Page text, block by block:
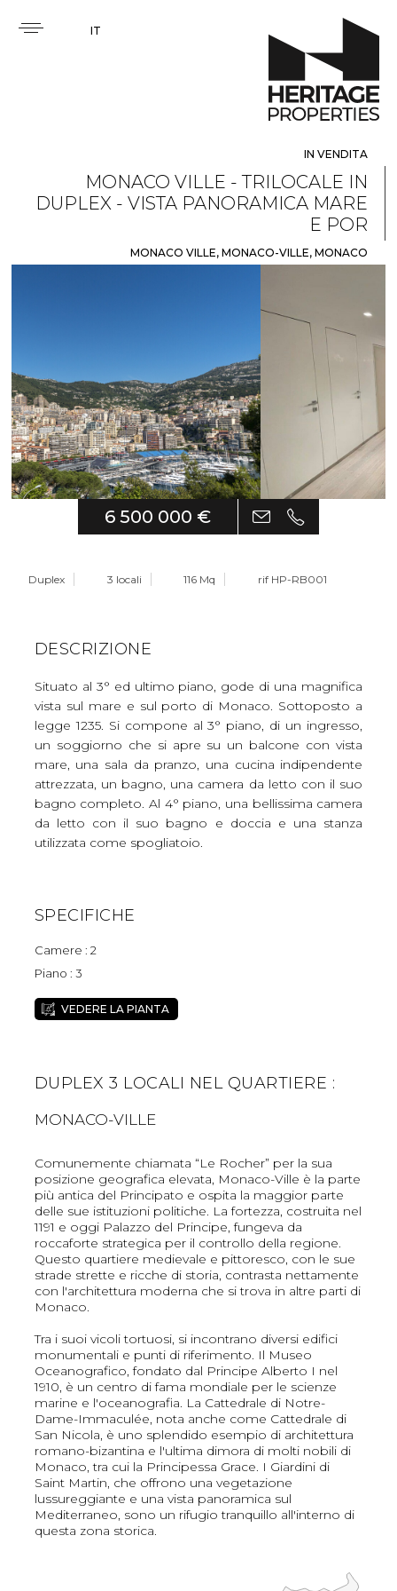
IT
IN VENDITA
MONACO VILLE - TRILOCALE IN
DUPLEX - VISTA PANORAMICA MARE
E POR
MONACO VILLE, MONACO-VILLE, MONACO
6 500 000 €
Duplex 3 locali 116 Mq rif HP-RB001
DESCRIZIONE
Situato al 3° ed ultimo piano, gode di una magnifica
vista sul mare e sul porto di Monaco. Sottoposto a
legge 1235. Si compone al 3° piano, di un ingresso,
un soggiorno che si apre su un balcone con vista
mare, una sala da pranzo, una cucina indipendente
attrezzata, un bagno, una camera da letto con il suo
bagno completo. Al 4° piano, una bellissima camera
da letto con il suo bagno e doccia e una stanza
utilizzata come spogliatoio.
SPECIFICHE
Camere : 2
Piano : 3
VEDERE LA PIANTA
DUPLEX 3 LOCALI NEL QUARTIERE :
MONACO-VILLE
Comunemente chiamata “Le Rocher” per la sua
posizione geografica elevata, Monaco-Ville è la parte
più antica del Principato e ospita la maggior parte
delle sue istituzioni politiche. La fortezza, costruita nel
1191 e oggi Palazzo del Principe, fungeva da
roccaforte strategica per il controllo della regione.
Questo quartiere medievale e pittoresco, con le sue
strade strette e ricche di storia, contrasta nettamente
con l'architettura moderna che si trova in altre parti di
Monaco.
Tra i suoi vicoli tortuosi, si incontrano diversi edifici
monumentali e punti di riferimento. Il Museo
Oceanografico, fondato dal Principe Alberto I nel
1910, è un centro di fama mondiale per le scienze
marine e l'oceanografia. La Cattedrale di Notre-
Dame-Immaculée, nota anche come Cattedrale di
San Nicola, è uno splendido esempio di architettura
romano-bizantina e l'ultima dimora di molti nobili di
Monaco, tra cui la Principessa Grace. I Giardini di
Saint Martin, che offrono una vegetazione
lussureggiante e una vista panoramica sul
Mediterraneo, sono un rifugio tranquillo all'interno di
questa zona storica.